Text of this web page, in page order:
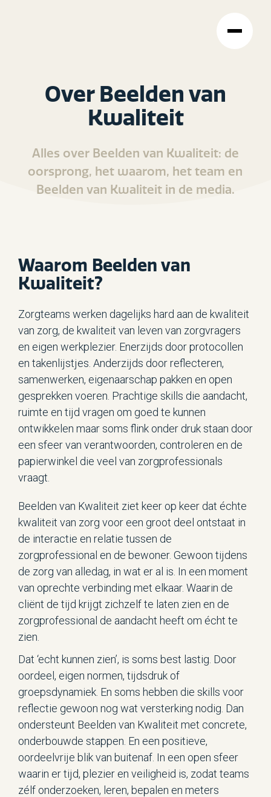
Over Beelden van
Kwaliteit
Alles over Beelden van Kwaliteit: de
oorsprong, het waarom, het team en
Beelden van Kwaliteit in de media.
Waarom Beelden van
Kwaliteit?
Zorgteams werken dagelijks hard aan de kwaliteit
van zorg, de kwaliteit van leven van zorgvragers
en eigen werkplezier. Enerzijds door protocollen
en takenlijstjes. Anderzijds door reflecteren,
samenwerken, eigenaarschap pakken en open
gesprekken voeren. Prachtige skills die aandacht,
ruimte en tijd vragen om goed te kunnen
ontwikkelen maar soms flink onder druk staan door
een sfeer van verantwoorden, controleren en de
papierwinkel die veel van zorgprofessionals
vraagt.
Beelden van Kwaliteit ziet keer op keer dat échte
kwaliteit van zorg voor een groot deel ontstaat in
de interactie en relatie tussen de
zorgprofessional en de bewoner. Gewoon tijdens
de zorg van alledag, in wat er al is. In een moment
van oprechte verbinding met elkaar. Waarin de
cliënt de tijd krijgt zichzelf te laten zien en de
zorgprofessional de aandacht heeft om écht te
zien.
Dat ‘echt kunnen zien’, is soms best lastig. Door
oordeel, eigen normen, tijdsdruk of
groepsdynamiek. En soms hebben die skills voor
reflectie gewoon nog wat versterking nodig. Dan
ondersteunt Beelden van Kwaliteit met concrete,
onderbouwde stappen. En een positieve,
oordeelvrije blik van buitenaf. In een open sfeer
waarin er tijd, plezier en veiligheid is, zodat teams
zélf onderzoeken, leren, bepalen en meters